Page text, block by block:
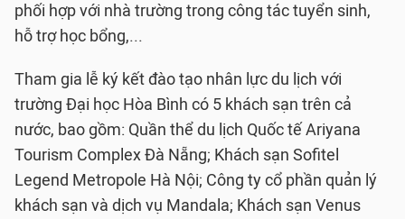
phối hợp với nhà trường trong công tác tuyển sinh,
hỗ trợ học bổng,...
Tham gia lễ ký kết đào tạo nhân lực du lịch với
trường Đại học Hòa Bình có 5 khách sạn trên cả
nước, bao gồm: Quần thể du lịch Quốc tế Ariyana
Tourism Complex Đà Nẵng; Khách sạn Sofitel
Legend Metropole Hà Nội; Công ty cổ phần quản lý
khách sạn và dịch vụ Mandala; Khách sạn Venus